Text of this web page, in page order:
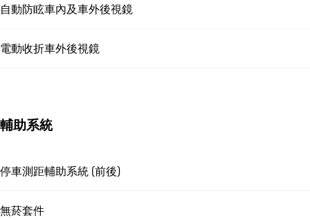
自動防眩車內及車外後視鏡
電動收折車外後視鏡
輔助系統
停車測距輔助系統 (前後)
無菸套件